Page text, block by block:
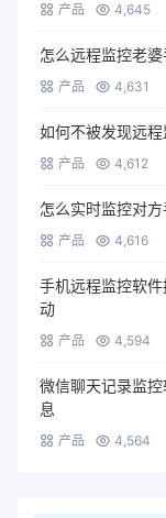
产品 4,645
怎么远程监控老
产品 4,631
如何不被发现远
产品 4,612
怎么实时监控对
产品 4,616
手机远程监控软
动
产品 4,594
微信聊天记录监
息
产品 4,564